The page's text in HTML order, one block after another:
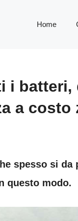
Home
i
a costo
spesso si
questo modo.